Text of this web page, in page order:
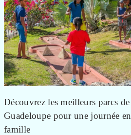
Découvrez les meilleurs parcs de
Guadeloupe pour une journée en
famille